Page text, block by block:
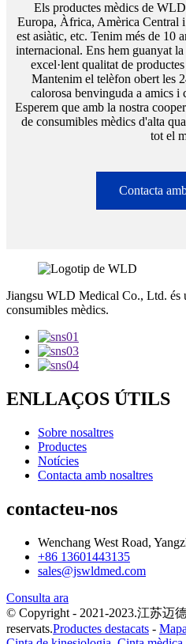
Els productes mèdics de
Europa, Àfrica, Amèrica Central
est asiàtic, etc. Tenim més de 10
internacional. Ens hem guanyat
excel·lent qualitat de
Mantenim el telèfon obert les
calorosa benvinguda a amics i
Esperem que amb la nostra
de consumibles mèdics d'alta
tot el
Contacta
Jiangsu WLD Medical Co., Ltd. és
consumibles mèdics.
ENLLAÇOS ÚTILS
Sobre nosaltres
Productes
Notícies
Contacta amb nosaltres
contacteu-nos
Wenchang West Road,
+86 13601443135
sales@jswldmed.com
Consulta ara
© Copyright - 2021-2023.江苏迈
reservats.Productes destacats -